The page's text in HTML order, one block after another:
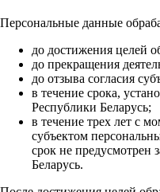
Персональные данные
до достижения целей
до прекращения
до отзыва согласия
в течение срока,
Республики Беларусь;
в течение трех лет с
субъектом
срок не предусмотрен
Беларусь.